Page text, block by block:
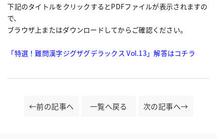
下記のタイトルをクリックするとPDFファイルが表示されますの
で、
ブラウザ上またはダウンロードしてからご確認ください。
「特選！難問漢字ジグザグデラックス Vol.13」解答はコチラ
←前の記事へ 一覧へ戻る 次の記事へ→